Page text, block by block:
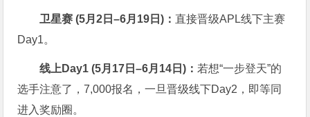
卫星赛 (5月2 日–6月 19 日)： 直接晋级APL线下主赛
Day1。
线上 Day1 (5月 17 日–6月 14 日)： 若想“一步登天”的
选手注意了，7,000报名，一旦晋级线下Day2，即等同
进入奖励圈。